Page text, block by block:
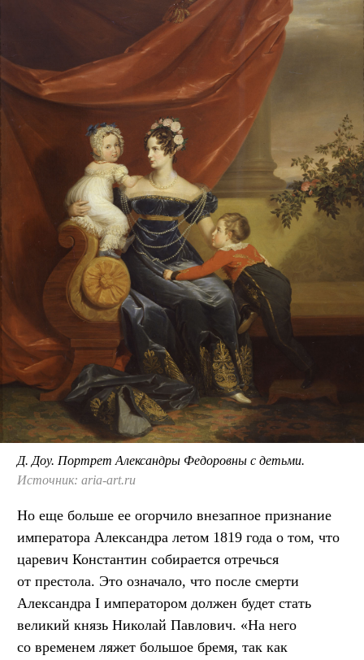
Д. Доу. Портрет Александры Федоровны с детьми.
Источник: aria-art.ru
Но еще больше ее огорчило внезапное признание
императора Александра летом 1819 года о том, что
царевич Константин собирается отречься
от престола. Это означало, что после смерти
Александра I императором должен будет стать
великий князь Николай Павлович. «На него
со временем ляжет большое бремя, так как